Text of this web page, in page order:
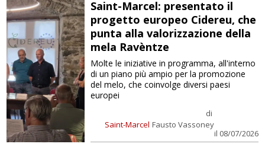
Saint-Marcel: presentato il
progetto europeo Cidereu, che
punta alla valorizzazione della
mela Ravèntze
Saint-Marcel
di
Fausto Vassoney
il 08/07/2026
Molte le iniziative in programma, all'interno
di un piano più ampio per la promozione
del melo, che coinvolge diversi paesi
europei